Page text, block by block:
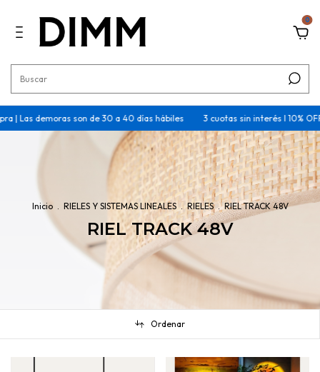
0
son de 30 a 40 días hábiles 3 cuotas sin interés I 10% OFF
Inicio . RIELES Y SISTEMAS LINEALES . RIELES . RIEL TRACK 48V
RIEL TRACK 48V
Ordenar